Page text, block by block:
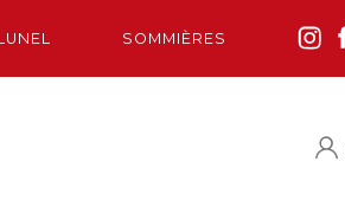
SOMMIÈRES